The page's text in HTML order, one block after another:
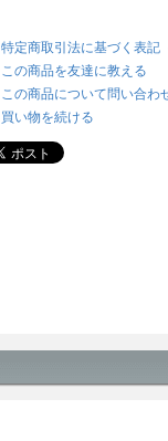
特定商取引法に基づく表記
この商品を友達に教える
この商品について問い合わ
買い物を続ける